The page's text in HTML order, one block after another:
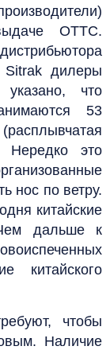
ОТТС.
дилеры
что
53
Нередко это
нос по ветру.
китайские
дальше к
китайского
чтобы
Наличие